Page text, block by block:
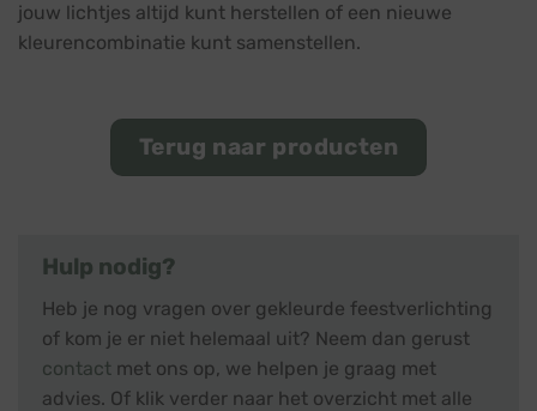
jouw lichtjes altijd kunt herstellen of een nieuwe
kleurencombinatie kunt samenstellen.
Terug naar producten
Hulp nodig?
Heb je nog vragen over gekleurde feestverlichting
of kom je er niet helemaal uit? Neem dan gerust
contact met ons op, we helpen je graag met
advies. Of klik verder naar het overzicht met alle